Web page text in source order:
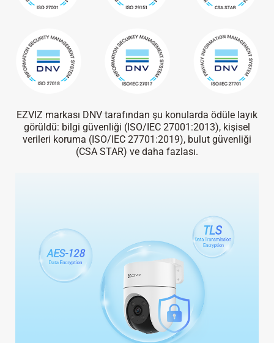
EZVIZ markası DNV tarafından şu konularda ödüle layık
görüldü: bilgi güvenliği (ISO/IEC 27001:2013), kişisel
verileri koruma (ISO/IEC 27701:2019), bulut güvenliği
(CSA STAR) ve daha fazlası.